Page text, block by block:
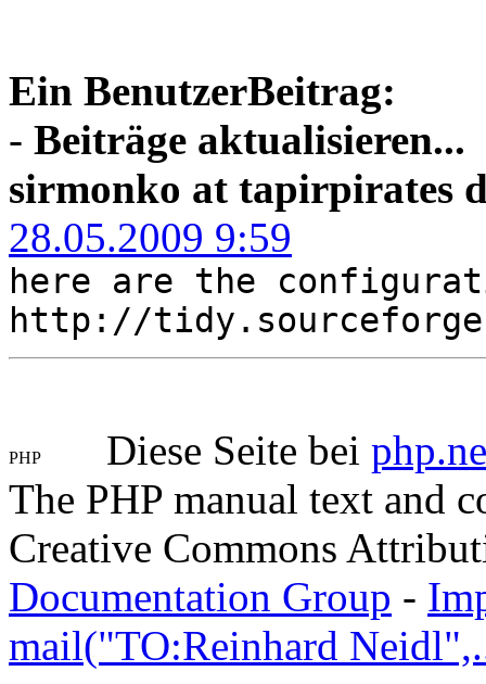
Ein BenutzerBeitrag:
- Beiträge aktualisieren...
sirmonko at tapirpirates
28.05.2009 9:59
here are the
http://
Diese Seite bei
The PHP manual text and
Creative Commons
Documentation Group -
mail("TO:Reinhard